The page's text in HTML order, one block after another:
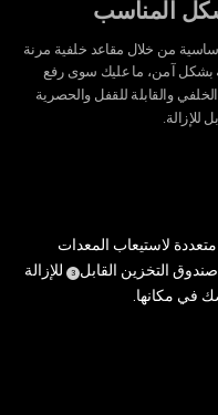
المناسب
من خلال مقاعد خلفية مرنة
بشكل آمن، ما عليك سوى رفع
والقابلة للقفل والحصرية
لاستيعاب المعدات
التخزين القابل (
3
)
للإزالة
في مكانها.